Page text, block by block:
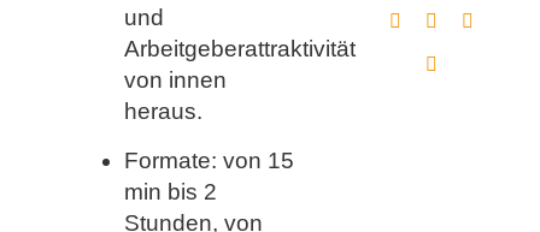
und
Arbeitgeberattraktivität
von innen
heraus.
Formate: von 15
min bis 2
Stunden, von